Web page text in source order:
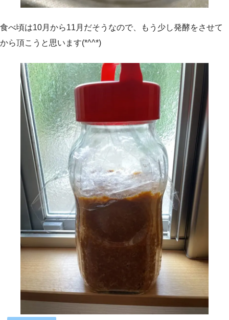
食べ頃は10月から11月だそうなので、もう少し発酵をさせて
から頂こうと思います(*^^*)